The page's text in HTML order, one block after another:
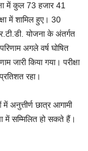
में कुल 73 हजार 41
में शामिल हुए। 30
योजना के अंतर्गत
अगले वर्ष घोषित
जारी किया गया। परीक्षा
रहा।
अनुत्तीर्ण छात्र आगामी
में सम्मिलित हो सकते हैं।